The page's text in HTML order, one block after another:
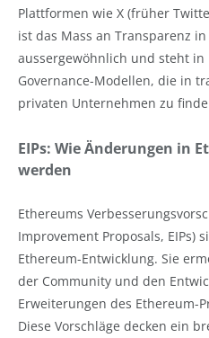
Plattformen wie X (früher
ist das Mass an Transparenz
aussergewöhnlich und steht in
Governance-Modellen, die in
privaten Unternehmen zu
EIPs: Wie Änderungen in
werden
Ethereums
Improvement Proposals, EIPs)
Ethereum-Entwicklung. Sie
der Community und den
Erweiterungen des Ethereum-
Diese Vorschläge decken ein